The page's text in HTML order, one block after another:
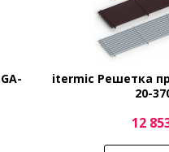
itermic Решетка
20-
12